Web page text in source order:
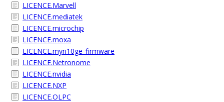
LICENCE.Marvell
LICENCE.mediatek
LICENCE.microchip
LICENCE.moxa
LICENCE.myri10ge_firmware
LICENCE.Netronome
LICENCE.nvidia
LICENCE.NXP
LICENCE.OLPC